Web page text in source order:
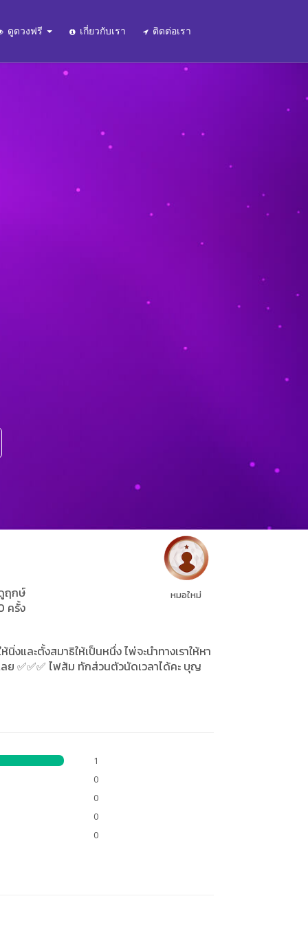
ดูดวงฟรี เกี่ยวกับเรา ติดต่อเรา
ฤกษ์
ครั้ง
หมอใหม่
งและตั้งสมาธิให้เป็นหนึ่ง ไพ่จะนำทางเราให้หา
ย ✅✅✅ ไฟส้ม ทักส่วนตัวนัดเวลาได้คะ บุญ
1
0
0
0
0